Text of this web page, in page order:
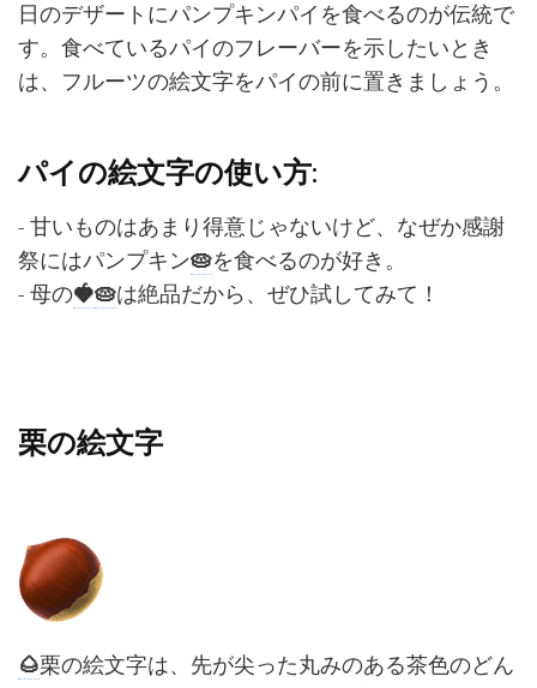
日のデザートにパンプキンパイを食べるのが伝統で
す。食べているパイのフレーバーを示したいとき
は、フルーツの絵文字をパイの前に置きましょう。
パイの絵文字の使い方:
- 甘いものはあまり得意じゃないけど、なぜか感謝
祭にはパンプキン🥧を食べるのが好き。
- 母の🍓🥧は絶品だから、ぜひ試してみて！
栗の絵文字
🌰栗の絵文字は、先が尖った丸みのある茶色のどん